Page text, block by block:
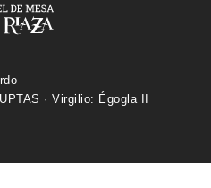
· Virgilio: Égogla II